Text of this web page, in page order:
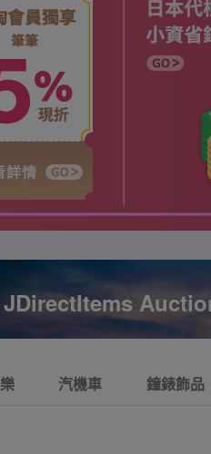
汽機車 鐘錶飾品